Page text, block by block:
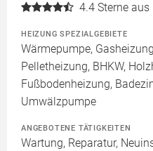
4.4 Sterne aus
HEIZUNG SPEZIALGEBIETE
Wärmepumpe,
Pelletheizung, BHKW,
Fußbodenheizung,
Umwälzpumpe
ANGEBOTENE TÄTIGKEITEN
Wartung, Reparatur,